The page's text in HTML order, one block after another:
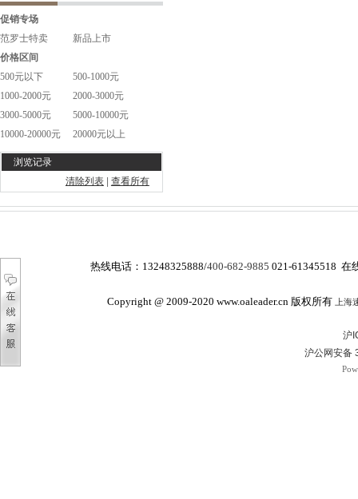
促销专场
范罗士特卖
新品上市
价格区间
500元以下
500-1000元
1000-2000元
2000-3000元
3000-5000元
5000-10000元
10000-20000元
20000元以上
浏览记录
清除列表| 查看所有
热线电话： 13248325888/400-682-9885 021-61345518 在
Copyright @ 2009-2020 www.oaleader.cn 版权所有 上海
沪
沪公网安备